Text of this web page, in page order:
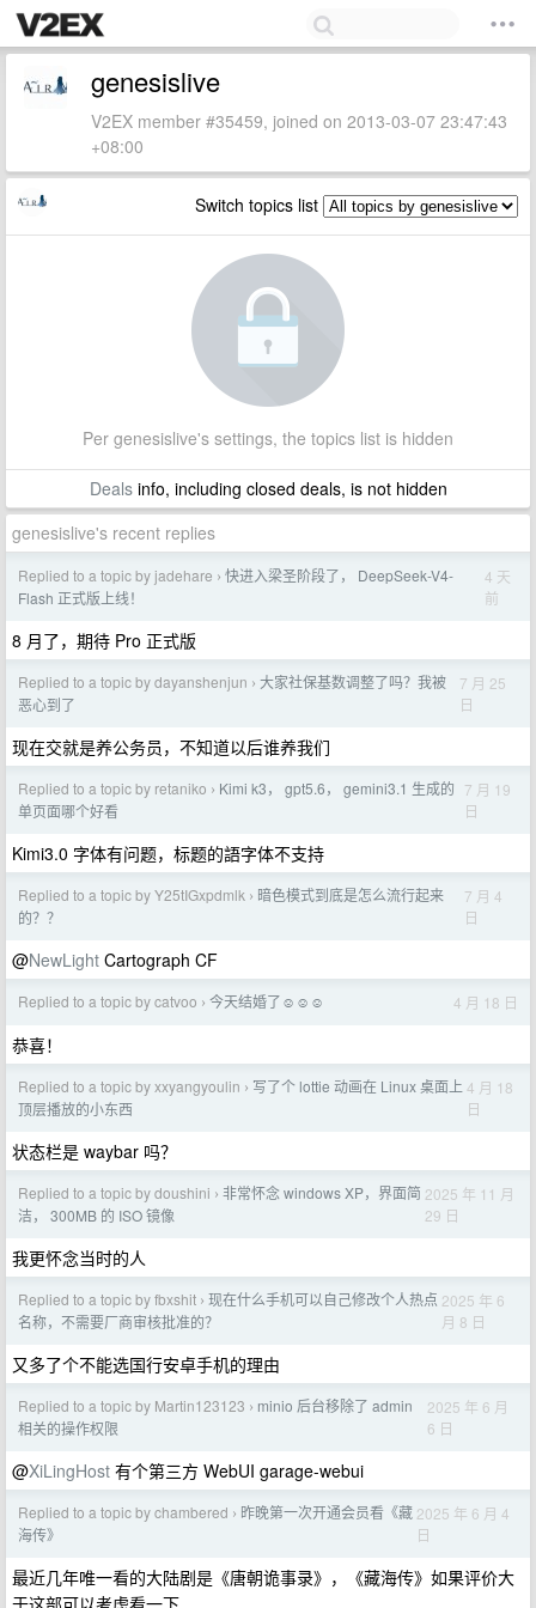
genesislive
V2EX member #35459, joined on 2013-03-07 23:47:43
+08:00
Switch topics list
Per genesislive's settings, the topics list is hidden
Dealsinfo, including closed deals, is not hidden
genesislive's recent replies
Replied to a topic by jadehare › 快进入梁圣阶段了， DeepSeek-V4-
Flash 正式版上线！
4 天
前
8 月了，期待 Pro 正式版
Replied to a topic by dayanshenjun › 大家社保基数调整了吗？我被
恶心到了
7 月 25
日
现在交就是养公务员，不知道以后谁养我们
Replied to a topic by retaniko › Kimi k3， gpt5.6， gemini3.1 生成的
单页面哪个好看
7 月 19
日
Kimi3.0 字体有问题，标题的語字体不支持
Replied to a topic by Y25tIGxpdmlk › 暗色模式到底是怎么流行起来
的？？
7 月 4
日
@NewLight Cartograph CF
Replied to a topic by catvoo › 今天结婚了☺️☺️☺️ 4 月 18 日
恭喜！
Replied to a topic by xxyangyoulin › 写了个 lottie 动画在 Linux 桌面上
顶层播放的小东西
4 月 18
日
状态栏是 waybar 吗？
Replied to a topic by doushini › 非常怀念 windows XP，界面简
洁， 300MB 的 ISO 镜像
2025 年 11 月
29 日
我更怀念当时的人
Replied to a topic by fbxshit › 现在什么手机可以自己修改个人热点
名称，不需要厂商审核批准的？
2025 年 6
月 8 日
又多了个不能选国行安卓手机的理由
Replied to a topic by Martin123123 › minio 后台移除了 admin
相关的操作权限
2025 年 6 月
6 日
@XiLingHost 有个第三方 WebUI garage-webui
Replied to a topic by chambered › 昨晚第一次开通会员看《藏
海传》
2025 年 6 月 4
日
最近几年唯一看的大陆剧是《唐朝诡事录》，《藏海传》如果评价大
于这部可以考虑看一下